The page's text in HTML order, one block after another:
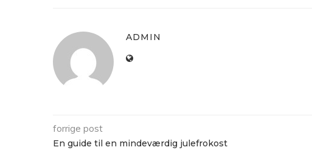
ADMIN
forrige post
En guide til en mindeværdig julefrokost